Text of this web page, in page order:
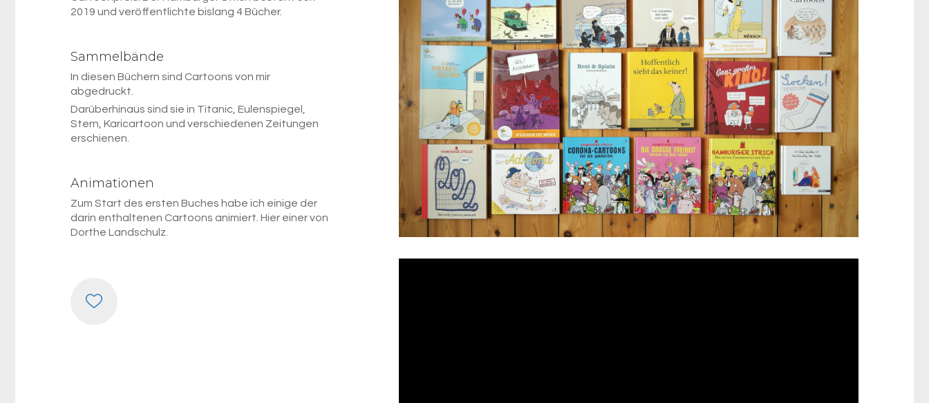
2019 und veröffentlichte bislang 4 Bücher.
Sammelbände
In diesen Büchern sind Cartoons von mir
abgedruckt.
Darüberhinaus sind sie in Titanic, Eulenspiegel,
Stern, Karicartoon und verschiedenen Zeitungen
erschienen.
Animationen
Zum Start des ersten Buches habe ich einige der
darin enthaltenen Cartoons animiert. Hier einer von
Dorthe Landschulz.